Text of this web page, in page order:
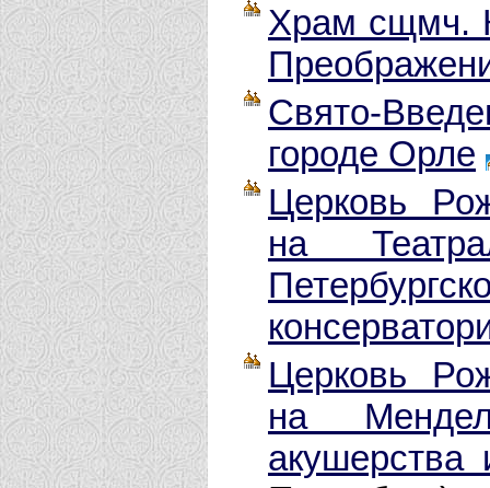
Храм сщмч.
Свято-
городе Орле
Церковь
на
Церковь
на
акушерства